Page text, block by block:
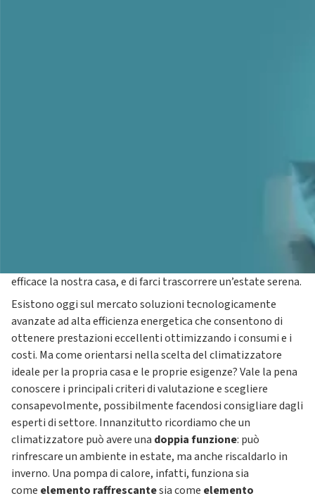
arrivare impreparati al caldo asfissiante dell’estate, questo è
efficace la nostra casa, e di farci trascorrere un’estate serena.
Esistono oggi sul mercato soluzioni tecnologicamente
avanzate ad alta efficienza energetica che consentono di
ottenere prestazioni eccellenti ottimizzando i consumi e i
costi. Ma come orientarsi nella scelta del climatizzatore
ideale per la propria casa e le proprie esigenze? Vale la pena
conoscere i principali criteri di valutazione e scegliere
consapevolmente, possibilmente facendosi consigliare dagli
esperti di settore. Innanzitutto ricordiamo che un
climatizzatore può avere una doppia funzione: può
rinfrescare un ambiente in estate, ma anche riscaldarlo in
inverno. Una pompa di calore, infatti, funziona sia
come elemento raffrescantesia come elemento